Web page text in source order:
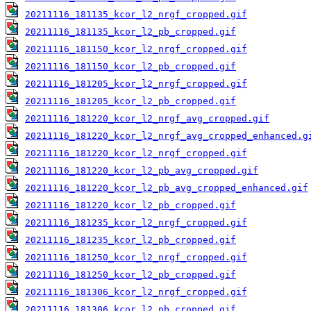
20211116_181135_kcor_l2_nrgf_cropped.gif
20211116_181135_kcor_l2_pb_cropped.gif
20211116_181150_kcor_l2_nrgf_cropped.gif
20211116_181150_kcor_l2_pb_cropped.gif
20211116_181205_kcor_l2_nrgf_cropped.gif
20211116_181205_kcor_l2_pb_cropped.gif
20211116_181220_kcor_l2_nrgf_avg_cropped.gif
20211116_181220_kcor_l2_nrgf_cropped.gif
20211116_181220_kcor_l2_pb_avg_cropped.gif
20211116_181220_kcor_l2_pb_avg_cropped_enhanced.gif
20211116_181220_kcor_l2_pb_cropped.gif
20211116_181235_kcor_l2_nrgf_cropped.gif
20211116_181235_kcor_l2_pb_cropped.gif
20211116_181250_kcor_l2_nrgf_cropped.gif
20211116_181250_kcor_l2_pb_cropped.gif
20211116_181306_kcor_l2_nrgf_cropped.gif